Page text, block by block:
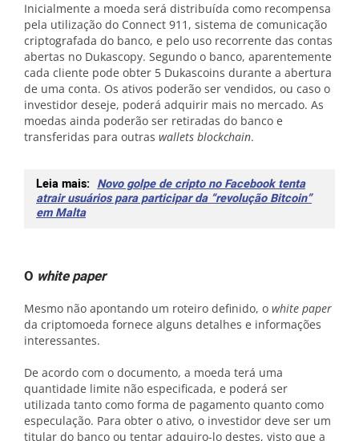
Inicialmente a moeda será distribuída como recompensa
pela utilização do Connect 911, sistema de comunicação
criptografada do banco, e pelo uso recorrente das contas
abertas no Dukascopy. Segundo o banco, aparentemente
cada cliente pode obter 5 Dukascoins durante a abertura
de uma conta. Os ativos poderão ser vendidos, ou caso o
investidor deseje, poderá adquirir mais no mercado. As
moedas ainda poderão ser retiradas do banco e
transferidas para outras wallets blockchain.
Leia mais: Novo golpe de cripto no Facebook tenta
atrair usuários para participar da “revolução Bitcoin”
em Malta
O white paper
Mesmo não apontando um roteiro definido, o white paper
da criptomoeda fornece alguns detalhes e informações
interessantes.
De acordo com o documento, a moeda terá uma
quantidade limite não especificada, e poderá ser
utilizada tanto como forma de pagamento quanto como
especulação. Para obter o ativo, o investidor deve ser um
titular do banco ou tentar adquiro-lo destes, visto que a